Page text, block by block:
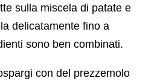
sulla miscela di patate e
delicatamente fino a
sono ben combinati.
con del prezzemolo